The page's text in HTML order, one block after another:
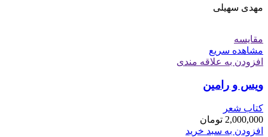
مهدی سهیلی
مقایسه
مشاهده سریع
افزودن به علاقه مندی
ویس و رامین
کتاب شعر
2,000,000 تومان
افزودن به سبد خرید